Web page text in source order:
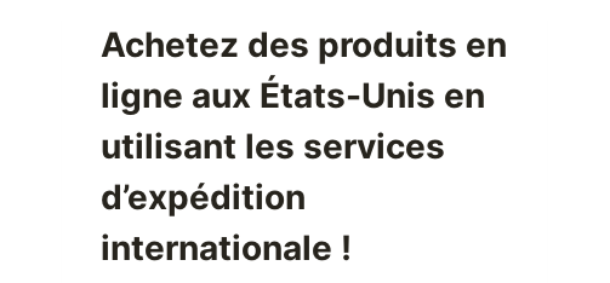
ÊTRE
GRÂCE
AUX
COMPLÉMENTS
DE
SANTÉ
NATURELS
Achetez des produits en
ligne aux États-Unis en
utilisant les services
d’expédition
internationale !